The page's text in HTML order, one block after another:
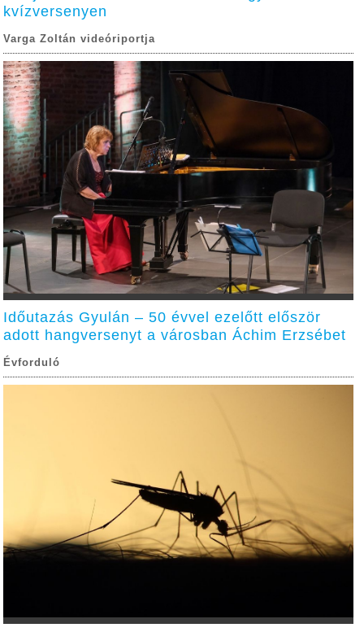
kvízversenyen
Varga Zoltán videóriportja
Időutazás Gyulán – 50 évvel ezelőtt először
adott hangversenyt a városban Áchim Erzsébet
Évforduló